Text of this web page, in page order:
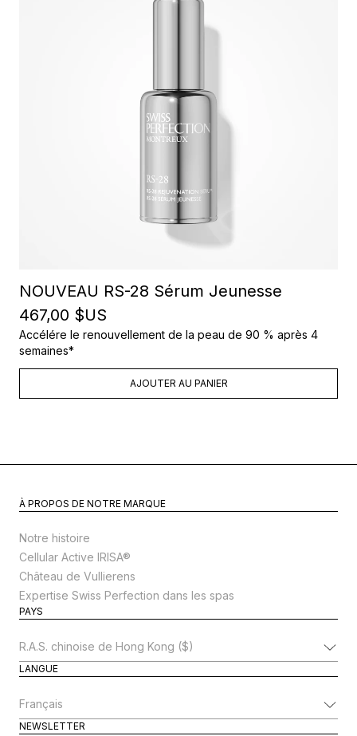
NOUVEAU RS-28 Sérum Jeunesse
467,00 $US
Accélére le renouvellement de la peau de 90 % après 4
semaines*
AJOUTER AU PANIER
À PROPOS DE NOTRE MARQUE
Notre histoire
Cellular Active IRISA®
Château de Vullierens
Expertise Swiss Perfection dans les spas
PAYS
Modifier le pays
LANGUE
Modifier la langue
NEWSLETTER